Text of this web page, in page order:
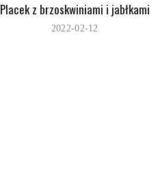
Placek z brzoskwiniami i jabłkami
2022-02-12